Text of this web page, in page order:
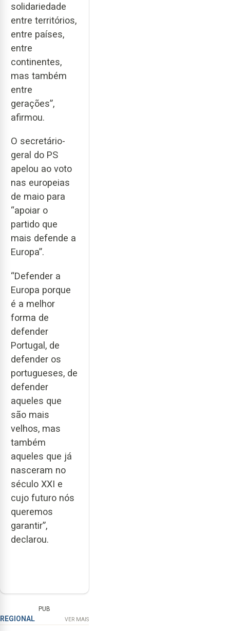
solidariedade
entre territórios,
entre países,
entre
continentes,
mas também
entre
gerações”,
afirmou.
O secretário-
geral do PS
apelou ao voto
nas europeias
de maio para
“apoiar o
partido que
mais defende a
Europa”.
“Defender a
Europa porque
é a melhor
forma de
defender
Portugal, de
defender os
portugueses, de
defender
aqueles que
são mais
velhos, mas
também
aqueles que já
nasceram no
século XXI e
cujo futuro nós
queremos
garantir”,
declarou.
PUB
REGIONAL VER MAIS